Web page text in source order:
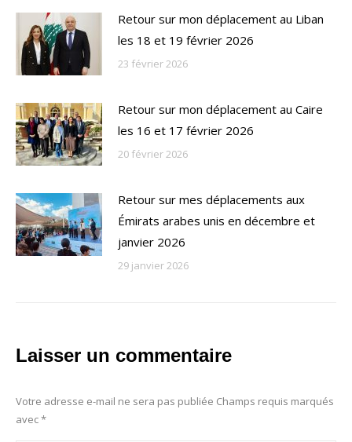
Retour sur mon déplacement au Liban
les 18 et 19 février 2026
23 février 2026
Retour sur mon déplacement au Caire
les 16 et 17 février 2026
20 février 2026
Retour sur mes déplacements aux
Émirats arabes unis en décembre et
janvier 2026
29 janvier 2026
Laisser un commentaire
Votre adresse e-mail ne sera pas publiée Champs requis marqués
avec*